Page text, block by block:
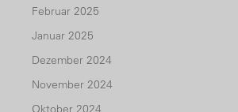
Februar 2025
Januar 2025
Dezember 2024
November 2024
Oktober 2024